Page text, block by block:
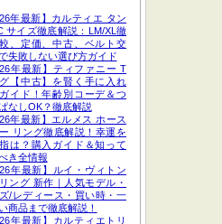
年最新】カルティエ タン
サイズ徹底解説：LM/XL徹
、定価、中古、ベルト交
失敗しない選び方ガイド
年最新】ティファニー T
【中古】を賢く手に入れ
イド！年齢別コーデ＆つ
なしOK？徹底解説
年最新】エルメス ホース
リング徹底解説！幸運を
は？購入ガイド＆知って
き全情報
年最新】ルイ・ヴィトン
ング 新作｜人気モデル・
/レディース・買い時・一
商品まで徹底解説！
年最新】カルティエトリ